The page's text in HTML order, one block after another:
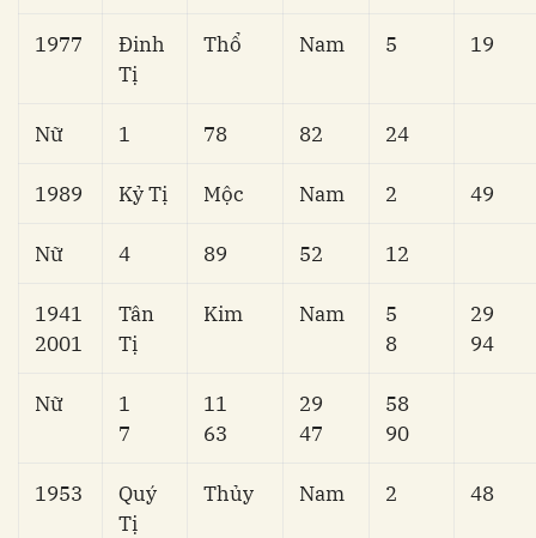
1977
Đinh
Tị
Thổ Nam 5 19
Nữ 1 78 82 24
1989 Kỷ Tị Mộc Nam 2 49
Nữ 4 89 52 12
1941
2001
Tân
Tị
Kim Nam
5
8
29
94
Nữ
1
7
11
63
29
47
58
90
1953
Quý
Tị
Thủy Nam 2 48